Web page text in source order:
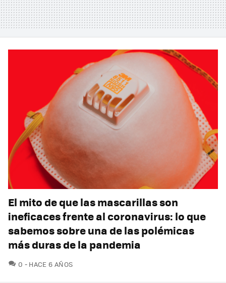
El mito de que las mascarillas son
ineficaces frente al coronavirus: lo que
sabemos sobre una de las polémicas
más duras de la pandemia
0 COMENTARIOS
HACE 6 AÑOS